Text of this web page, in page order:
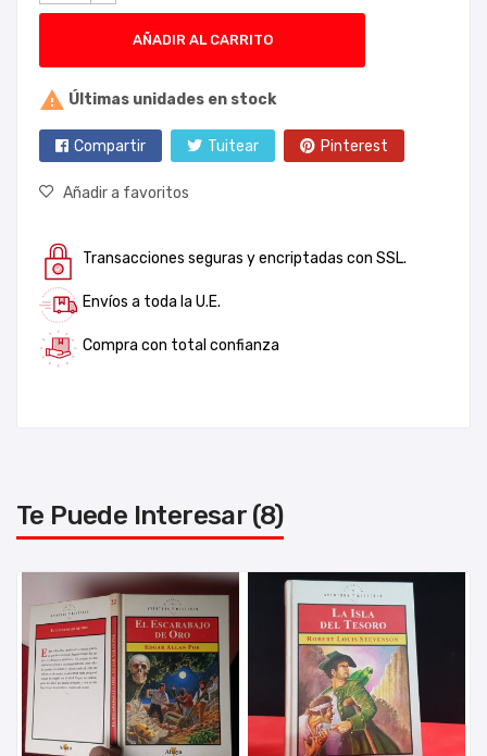
AÑADIR AL CARRITO
 Últimas unidades en stock
Compartir Tuitear Pinterest
Añadir a favoritos
Transacciones seguras y encriptadas con SSL.
Envíos a toda la U.E.
Compra con total confianza
Te Puede Interesar (8)